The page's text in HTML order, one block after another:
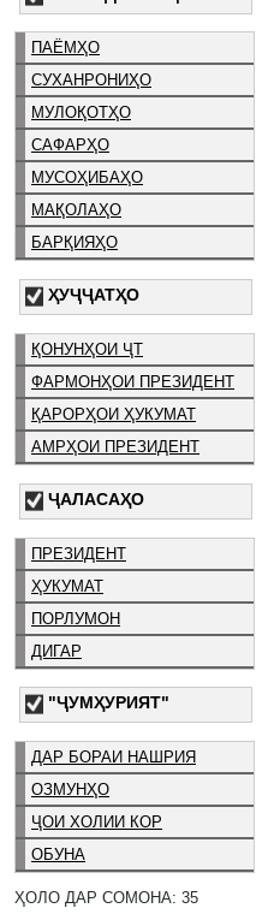
ПАЁМҲО
СУХАНРОНИҲО
МУЛОҚОТҲО
САФАРҲО
МУСОҲИБАҲО
МАҚОЛАҲО
БАРҚИЯҲО
ҲУҶҶАТҲО
ҚОНУНҲОИ ҶТ
ФАРМОНҲОИ ПРЕЗИДЕНТ
ҚАРОРҲОИ ҲУКУМАТ
АМРҲОИ ПРЕЗИДЕНТ
ҶАЛАСАҲО
ПРЕЗИДЕНТ
ҲУКУМАТ
ПОРЛУМОН
ДИГАР
"ҶУМҲУРИЯТ"
ДАР БОРАИ НАШРИЯ
ОЗМУНҲО
ҶОИ ХОЛИИ КОР
ОБУНА
ҲОЛО ДАР СОМОНА: 35